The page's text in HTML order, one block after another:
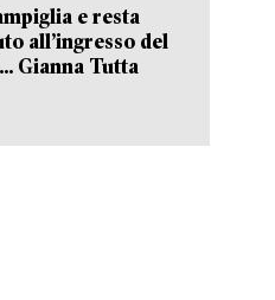
e resta
all’ingresso del
Gianna Tutta